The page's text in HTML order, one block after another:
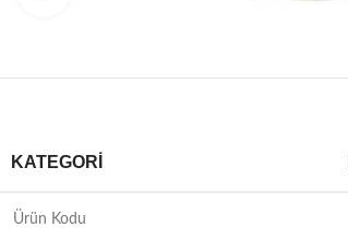
KATEGORI
Ürün Kodu